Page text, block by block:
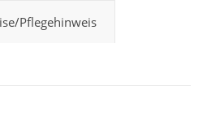
Pflegehinweis